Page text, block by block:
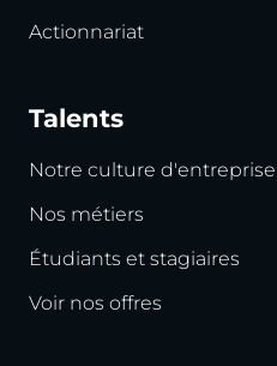
Actionnariat
Talents
Notre culture d'entreprise
Nos métiers
Étudiants et stagiaires
Voir nos offres